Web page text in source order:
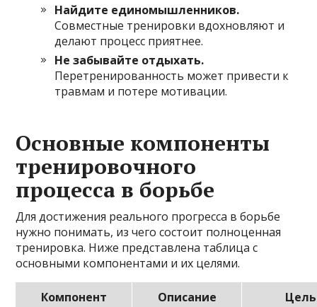
Найдите единомышленников.
Совместные тренировки вдохновляют и
делают процесс приятнее.
Не забывайте отдыхать.
Перетренированность может привести к
травмам и потере мотивации.
Основные компоненты
тренировочного
процесса в борьбе
Для достижения реального прогресса в борьбе
нужно понимать, из чего состоит полноценная
тренировка. Ниже представлена таблица с
основными компонентами и их целями.
Компонент
Описание Цель